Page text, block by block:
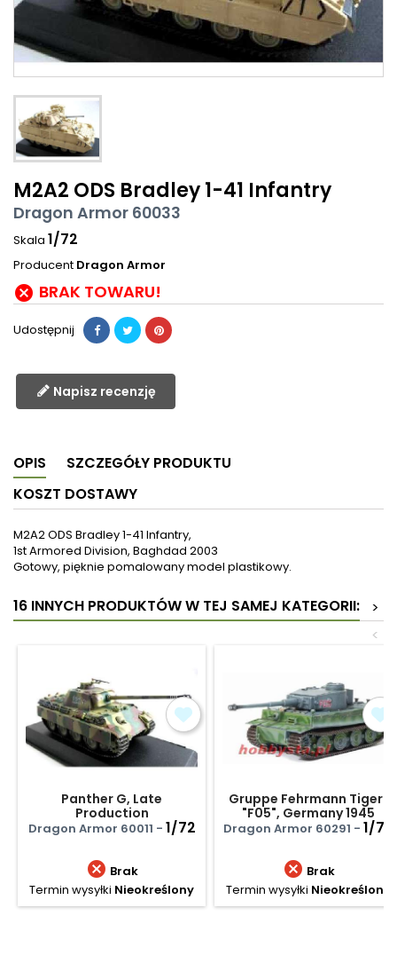
M2A2 ODS Bradley 1-41 Infantry
Dragon Armor 60033
Skala 1/72
Producent Dragon Armor
 BRAK TOWARU!
Udostępnij
Napisz recenzję
OPIS
SZCZEGÓŁY PRODUKTU
KOSZT DOSTAWY
M2A2 ODS Bradley 1-41 Infantry,
1st Armored Division, Baghdad 2003
Gotowy, pięknie pomalowany model plastikowy.
16 INNYCH PRODUKTÓW W TEJ SAMEJ KATEGORII:
>
<
Panther G, Late
Production
Dragon Armor 60011 - 1/72
 Brak
Termin wysyłki Nieokreślony
Gruppe Fehrmann Tiger I
"F05", Germany 1945
Dragon Armor 60291 - 1/72
 Brak
Termin wysyłki Nieokreślony